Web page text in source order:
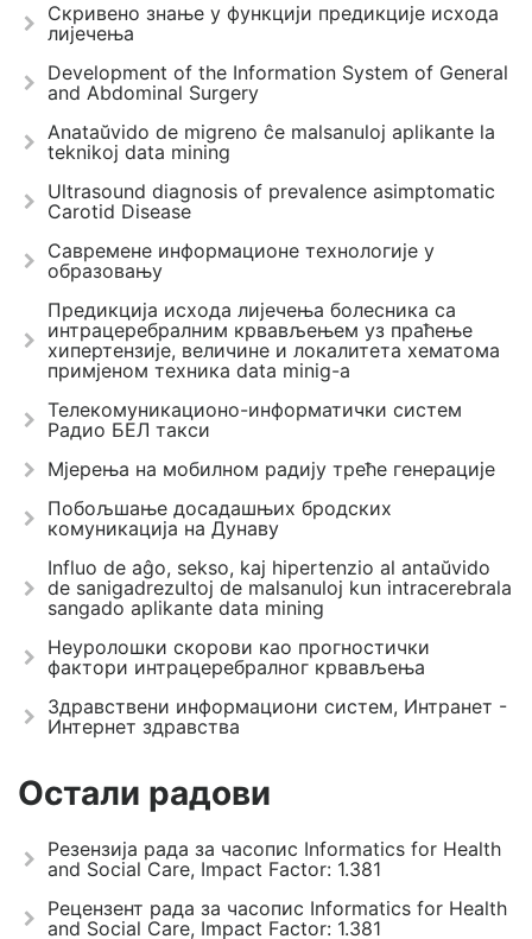
Скривено знање у функцији предикције исхода
лијечења
Development of the Information System of General
and Abdominal Surgery
Anataŭvido de migreno ĉe malsanuloj aplikante la
teknikoj data mining
Ultrasound diagnosis of prevalence asimptomatic
Carotid Disease
Савремене информационе технологије у
образовању
Предикција исхода лијечења болесника са
интрацеребралним крвављењем уз праћење
хипертензије, величине и локалитета хематома
примјеном техника data minig-a
Телекомуникационо-информатички систем
Радио БЕЛ такси
Мјерења на мобилном радију треће генерације
Побољшање досадашњих бродских
комуникација на Дунаву
Influo de aĝo, sekso, kaj hipertenzio al antaŭvido
de sanigadrezultoj de malsanuloj kun intracerebrala
sangado aplikante data mining
Неуролошки скорови као прогностички
фактори интрацеребралног крвављења
Здравствени информациони систем, Интранет -
Интернет здравства
Остали радови
Резензија рада за часопис Informatics for Health
and Social Care, Impact Factor: 1.381
Рецензент рада за часопис Informatics for Health
and Social Care, Impact Factor: 1.381